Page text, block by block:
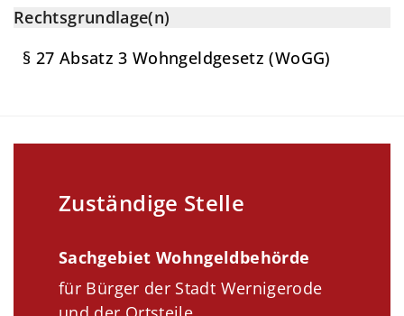
Rechtsgrundlage(n)
§ 27 Absatz 3 Wohngeldgesetz (WoGG)
Zuständige Stelle
Sachgebiet Wohngeldbehörde
für Bürger der Stadt Wernigerode